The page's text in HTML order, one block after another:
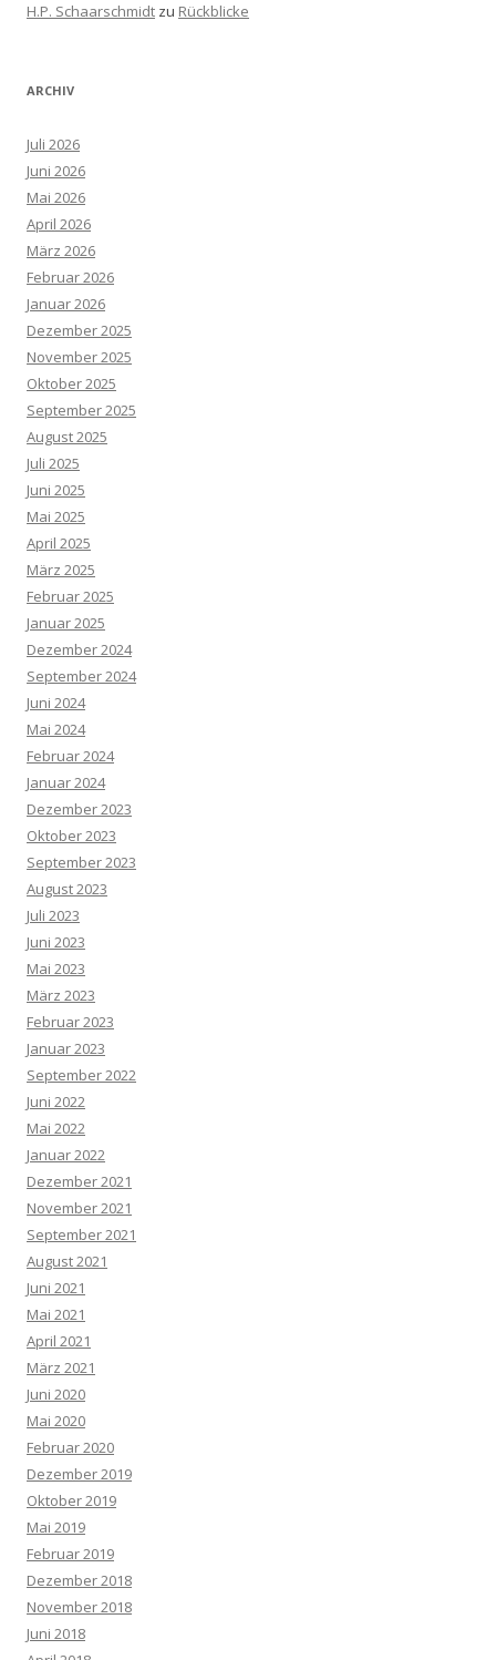
H.P. Schaarschmidt zu Rückblicke
ARCHIV
Juli 2026
Juni 2026
Mai 2026
April 2026
März 2026
Februar 2026
Januar 2026
Dezember 2025
November 2025
Oktober 2025
September 2025
August 2025
Juli 2025
Juni 2025
Mai 2025
April 2025
März 2025
Februar 2025
Januar 2025
Dezember 2024
September 2024
Juni 2024
Mai 2024
Februar 2024
Januar 2024
Dezember 2023
Oktober 2023
September 2023
August 2023
Juli 2023
Juni 2023
Mai 2023
März 2023
Februar 2023
Januar 2023
September 2022
Juni 2022
Mai 2022
Januar 2022
Dezember 2021
November 2021
September 2021
August 2021
Juni 2021
Mai 2021
April 2021
März 2021
Juni 2020
Mai 2020
Februar 2020
Dezember 2019
Oktober 2019
Mai 2019
Februar 2019
Dezember 2018
November 2018
Juni 2018